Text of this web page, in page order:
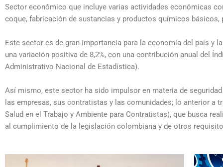
Sector económico que incluye varias actividades económicas
coque, fabricación de sustancias y productos químicos
Este sector es de gran importancia para la economía del país y
una variación positiva de 8,2%, con una contribución anual del
Administrativo Nacional de Estadística).
Así mismo, este sector ha sido impulsor en materia de
las empresas, sus contratistas y las comunidades; lo anterior a
Salud en el Trabajo y Ambiente para Contratistas), que busca
al cumplimiento de la legislación colombiana y de otros